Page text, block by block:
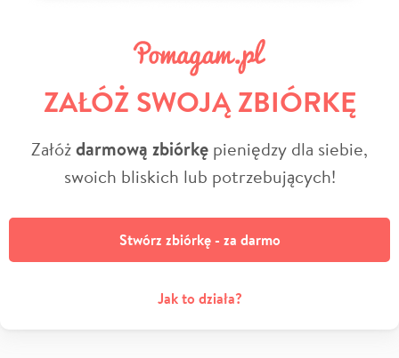
ZAŁÓŻ SWOJĄ ZBIÓRKĘ
Załóżdarmową zbiórkę pieniędzy dla siebie,
swoich bliskich lub potrzebujących!
Stwórz zbiórkę - za darmo
Jak to działa?